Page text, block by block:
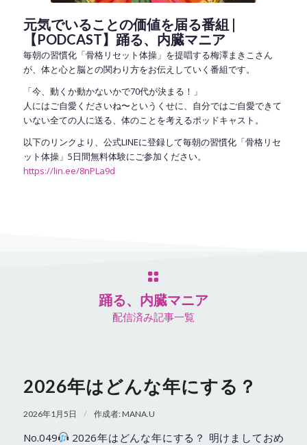
元気でいることの価値を届る番組 |
【PODCAST】踊る、内臓マニア
毎朝の習慣化「骨格リセット体操」を提唱する梅澤まきこさん
が、体と心と脳との関わり方をお伝えしていく番組です。
「今、動くか動かないかで70代が決まる！」
人にはご自愛くださいね〜というくせに、自分ではご自愛できて
いない全ての人に送る、体のことを考えるポッドキャスト。
以下のリンクより、公式LINEに登録して毎朝の習慣化「骨格リセ
ット体操」5日間無料体験にご参加ください。
https://lin.ee/8nPLa9d
踊る、内臓マニア
配信済み記事一覧
2026年はどんな年にする？
2026年1月5日 / 作成者:MANA.U
No.049 2026年はどんな年にする？ 明けましておめ